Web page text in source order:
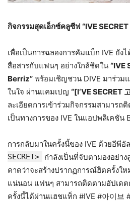
กิจกรรมสุดเอ็กซ์คลูซีฟ “IVE
เพื่อเป็นการฉลองการคัมแบ็ก IVE ยัง
สื่อสารกับแฟนๆ อย่างใกล้ชิดใน “IVE
Berriz” พร้อมเชิญชวน DIVE มาร่วม
ในใจ ผ่านแคมเปญ “[I‘VE SECRET
ละเอียดการเข้าร่วมกิจกรรมสามาร
เป็นทางการของ IVE ในแอปพลิเคชัน
การกลับมาในครั้งนี้ของ IVE ด้วยอีพี
SECRET>
กำลังเป็นที่จับตามองอย่า
คาดว่าจะสร้างปรากฏการณ์ฮิตครั้งใ
แน่นอน แฟนๆ สามารถติดตามอัปเด
ครั้งนี้ได้ผ่านแฮชแท็ก #IVE #아이브